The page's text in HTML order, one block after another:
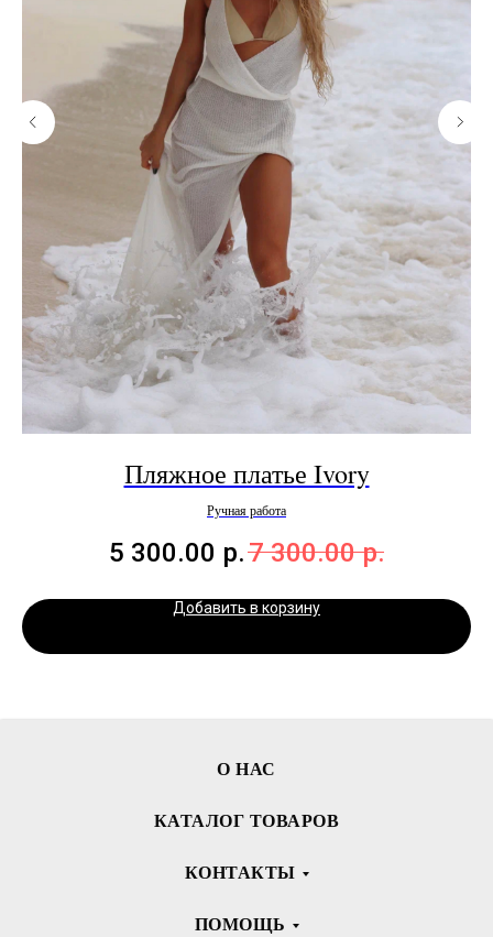
Пляжное платье Ivory
Ручная работа
5 300.00 р.7 300.00 р.
Добавить в корзину
О НАС
КАТАЛОГ ТОВАРОВ
КОНТАКТЫ
ПОМОЩЬ